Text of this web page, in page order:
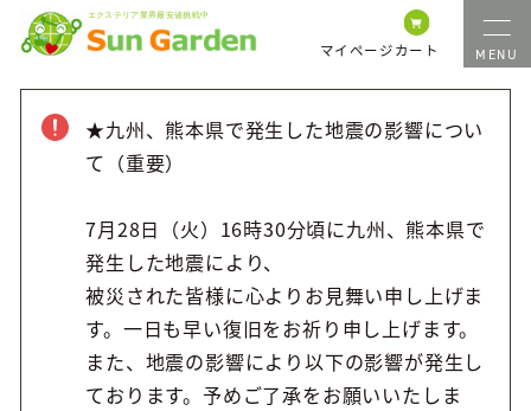
マイページカート
★九州、熊本県で発生した地震の影響につい
て（重要）
7月28日（火）16時30分頃に九州、熊本県で
発生した地震により、
被災された皆様に心よりお見舞い申し上げま
す。一日も早い復旧をお祈り申し上げます。
また、地震の影響により以下の影響が発生し
ております。予めご了承をお願いいたしま